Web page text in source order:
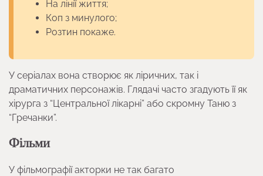
На лінії життя;
Коп з минулого;
Розтин покаже.
У серіалах вона створює як ліричних, так і
драматичних персонажів. Глядачі часто згадують її як
хірурга з “Центральної лікарні” або скромну Таню з
“Гречанки”.
Фільми
У фільмографії акторки не так багато